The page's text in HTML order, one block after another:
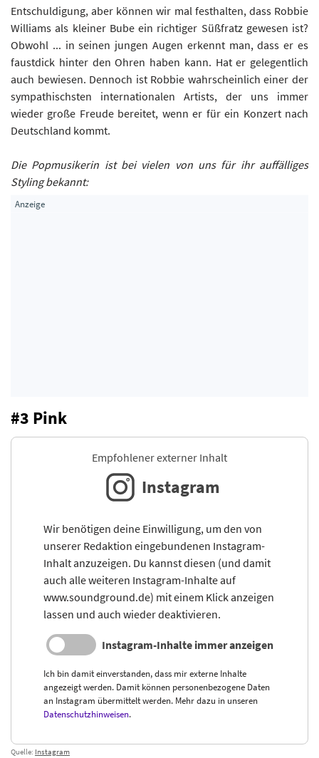
Entschuldigung, aber können wir mal festhalten, dass Robbie
Williams als kleiner Bube ein richtiger Süßfratz gewesen ist?
Obwohl ... in seinen jungen Augen erkennt man, dass er es
faustdick hinter den Ohren haben kann. Hat er gelegentlich
auch bewiesen. Dennoch ist Robbie wahrscheinlich einer der
sympathischsten internationalen Artists, der uns immer
wieder große Freude bereitet, wenn er für ein Konzert nach
Deutschland kommt.
Die Popmusikerin ist bei vielen von uns für ihr auffälliges
Styling bekannt:
#3 Pink
Empfohlener externer Inhalt
Instagram
Wir benötigen deine Einwilligung, um den von
unserer Redaktion eingebundenen Instagram-
Inhalt anzuzeigen. Du kannst diesen (und damit
auch alle weiteren Instagram-Inhalte auf
www.soundground.de) mit einem Klick anzeigen
lassen und auch wieder deaktivieren.
Instagram-Inhalte immer anzeigen
Ich bin damit einverstanden, dass mir externe Inhalte
angezeigt werden. Damit können personenbezogene Daten
an Instagram übermittelt werden. Mehr dazu in unseren
Datenschutzhinweisen.
Quelle: Instagram